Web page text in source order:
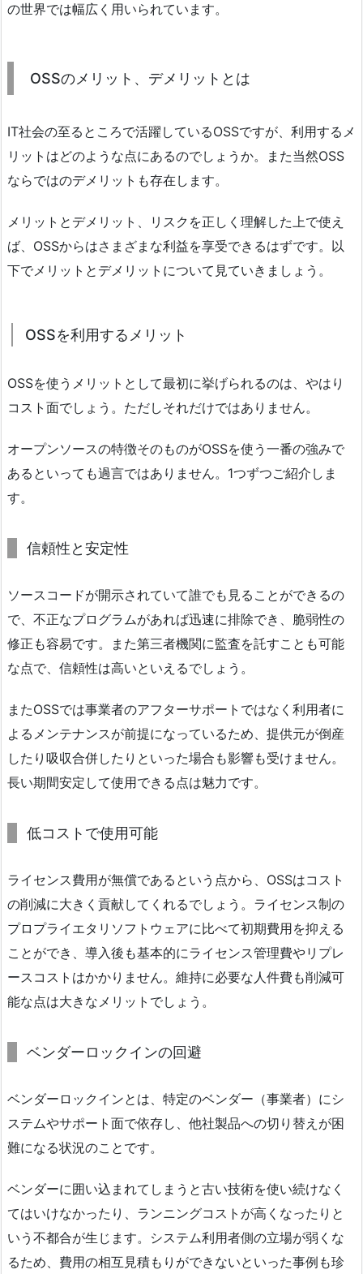
の世界では幅広く用いられています。
OSSのメリット、デメリットとは
IT社会の至るところで活躍しているOSSですが、利用するメ
リットはどのような点にあるのでしょうか。また当然OSS
ならではのデメリットも存在します。
メリットとデメリット、リスクを正しく理解した上で使え
ば、OSSからはさまざまな利益を享受できるはずです。以
下でメリットとデメリットについて見ていきましょう。
OSSを利用するメリット
OSSを使うメリットとして最初に挙げられるのは、やはり
コスト面でしょう。ただしそれだけではありません。
オープンソースの特徴そのものがOSSを使う一番の強みで
あるといっても過言ではありません。1つずつご紹介しま
す。
信頼性と安定性
ソースコードが開示されていて誰でも見ることができるの
で、不正なプログラムがあれば迅速に排除でき、脆弱性の
修正も容易です。また第三者機関に監査を託すことも可能
な点で、信頼性は高いといえるでしょう。
またOSSでは事業者のアフターサポートではなく利用者に
よるメンテナンスが前提になっているため、提供元が倒産
したり吸収合併したりといった場合も影響も受けません。
長い期間安定して使用できる点は魅力です。
低コストで使用可能
ライセンス費用が無償であるという点から、OSSはコスト
の削減に大きく貢献してくれるでしょう。ライセンス制の
プロプライエタリソフトウェアに比べて初期費用を抑える
ことができ、導入後も基本的にライセンス管理費やリプレ
ースコストはかかりません。維持に必要な人件費も削減可
能な点は大きなメリットでしょう。
ベンダーロックインの回避
ベンダーロックインとは、特定のベンダー（事業者）にシ
ステムやサポート面で依存し、他社製品への切り替えが困
難になる状況のことです。
ベンダーに囲い込まれてしまうと古い技術を使い続けなく
てはいけなかったり、ランニングコストが高くなったりと
いう不都合が生じます。システム利用者側の立場が弱くな
るため、費用の相互見積もりができないといった事例も珍